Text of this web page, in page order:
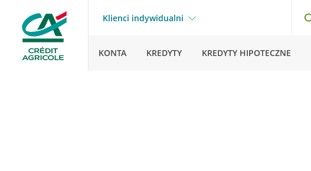
Klienci indywidualni
KONTA KREDYTY KREDYTY HIPOTECZNE